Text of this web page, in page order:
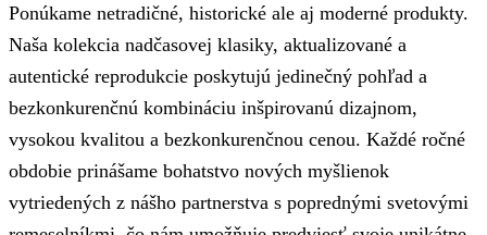
Ponúkame netradičné, historické ale aj moderné produkty.
Naša kolekcia nadčasovej klasiky, aktualizované a
autentické reprodukcie poskytujú jedinečný pohľad a
bezkonkurenčnú kombináciu inšpirovanú dizajnom,
vysokou kvalitou a bezkonkurenčnou cenou. Každé ročné
obdobie prinášame bohatstvo nových myšlienok
vytriedených z nášho partnerstva s poprednými svetovými